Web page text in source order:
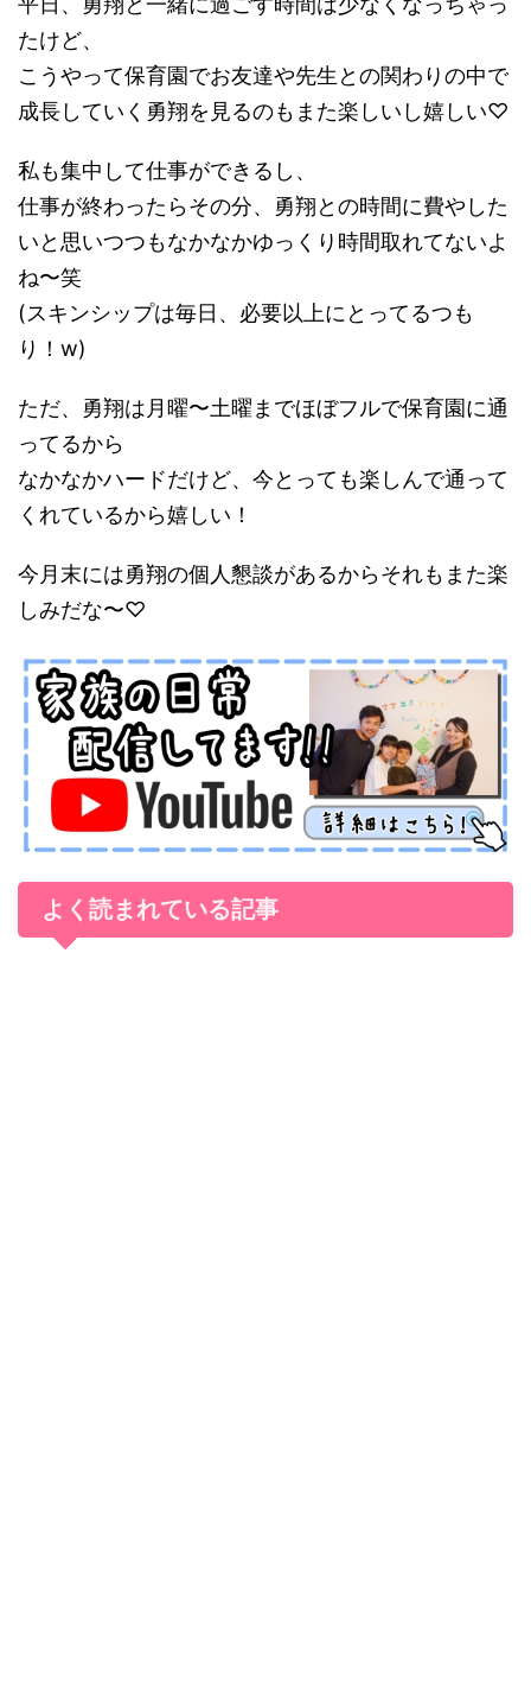
たけど、
こうやって保育園でお友達や先生との関わりの中で
成長していく勇翔を見るのもまた楽しいし嬉しい♡
私も集中して仕事ができるし、
仕事が終わったらその分、勇翔との時間に費やした
いと思いつつもなかなかゆっくり時間取れてないよ
ね〜笑
(スキンシップは毎日、必要以上にとってるつも
り！w)
ただ、勇翔は月曜〜土曜までほぼフルで保育園に通
ってるから
なかなかハードだけど、今とっても楽しんで通って
くれているから嬉しい！
今月末には勇翔の個人懇談があるからそれもまた楽
しみだな〜♡
よく読まれている記事